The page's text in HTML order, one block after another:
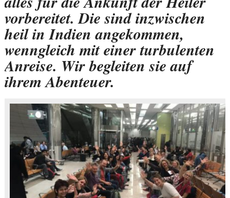
vorbereitet. Die sind inzwischen
heil in Indien angekommen,
wenngleich mit einer turbulenten
Anreise. Wir begleiten sie auf
ihrem Abenteuer.